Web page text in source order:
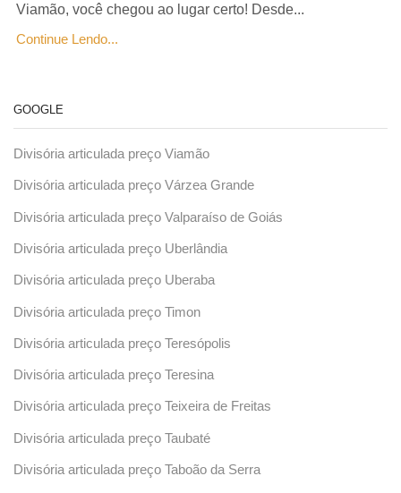
Viamão, você chegou ao lugar certo! Desde...
Continue Lendo...
GOOGLE
Divisória articulada preço Viamão
Divisória articulada preço Várzea Grande
Divisória articulada preço Valparaíso de Goiás
Divisória articulada preço Uberlândia
Divisória articulada preço Uberaba
Divisória articulada preço Timon
Divisória articulada preço Teresópolis
Divisória articulada preço Teresina
Divisória articulada preço Teixeira de Freitas
Divisória articulada preço Taubaté
Divisória articulada preço Taboão da Serra